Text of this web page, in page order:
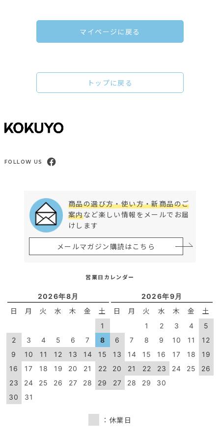
マイページに戻る
トップに戻る
FOLLOW US
商品の選び方・使い方・新商品のご
案内など楽しい情報をメールでお届
けします
メールマガジン購読はこちら
営業日カレンダー
2026年8月
日 月 火 水 木 金 土
1
2
3 4 5 6 7
8
9
10 11 12 13 14
15
16
17 18 19 20 21
22
23
24 25 26 27 28
29
30
31
2026年9月
日 月 火 水 木 金 土
1 2 3 4
5
6
7 8 9 10 11
12
13
14 15 16 17 18
19
20
21 22 23 24 25
26
27
28 29 30
：休業日